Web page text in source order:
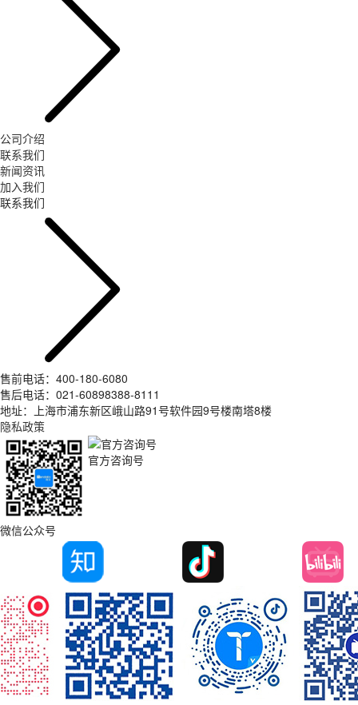
公司介绍
联系我们
新闻资讯
加入我们
联系我们
售前电话：400-180-6080
售后电话：021-60898388-8111
地址：上海市浦东新区峨山路91号软件园9号楼南塔8楼
隐私政策
微信公众号
官方咨询号